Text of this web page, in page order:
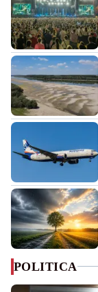
POLITICA